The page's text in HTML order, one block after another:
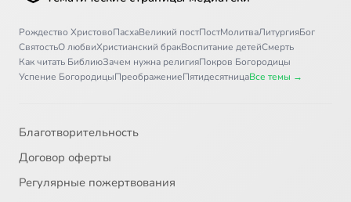
Рождество ХристовоПасхаВеликий постПостМолитваЛитургияБог
СвятостьО любвиХристианский бракВоспитание детейСмерть
Как читать БиблиюЗачем нужна религияПокров Богородицы
Успение БогородицыПреображениеПятидесятницаВсе темы →
Благотворительность
Договор оферты
Регулярные пожертвования